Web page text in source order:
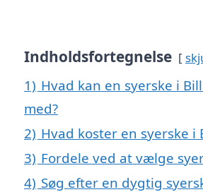
Indholdsfortegnelse
1) Hvad kan en syerske i
med?
2) Hvad koster en syerske i
3) Fordele ved at vælge
4) Søg efter en dygtig